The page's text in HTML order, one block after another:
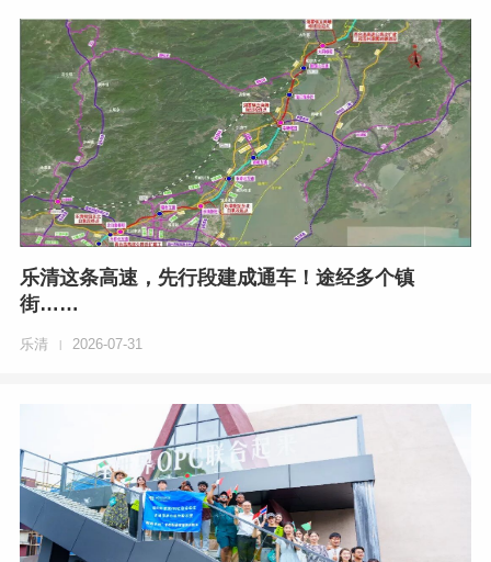
乐清这条高速，先行段建成通车！途经多个镇
街……
乐清 | 2026-07-31